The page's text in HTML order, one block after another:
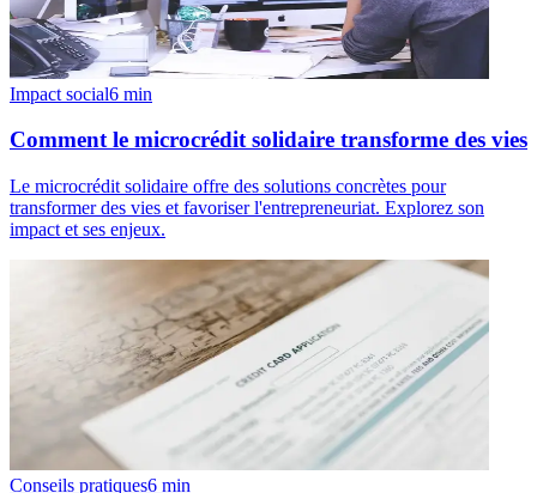
Impact social6 min
Comment le microcrédit solidaire transforme des vies
Le microcrédit solidaire offre des solutions concrètes pour
transformer des vies et favoriser l'entrepreneuriat. Explorez son
impact et ses enjeux.
Conseils pratiques6 min